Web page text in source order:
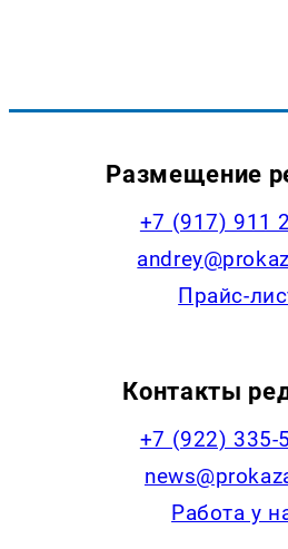
Размещение
+7 (917) 911
Прайс-
Контакты
+7 (922) 335-
Работа у